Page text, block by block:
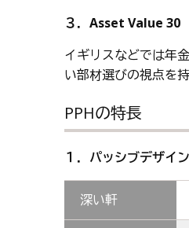
３．Asset Value 30
イギリスなどでは年
い部材選びの視点を
PPHの特長
１．パッシブデザイ
深い軒